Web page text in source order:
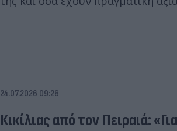
24.07.2026 09:26
Κικίλιας από τον Πειραιά: